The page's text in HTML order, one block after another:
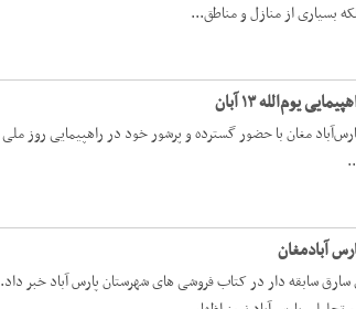
بسیاری از منازل و مناطق...
یوم‌الله ۱۳ آبان
ولایی شهرستان پارس‌آباد مغان با حضور گسترده و پرشور خود در راهپیمایی
آبادمغان
سارق سابقه دار در کتاب فروشی های شهرستان پارس آباد خبر